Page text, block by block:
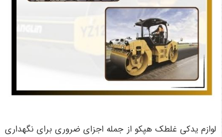
لوازم یدکی غلطک هپکو از جمله اجزای ضروری برای نگهداری